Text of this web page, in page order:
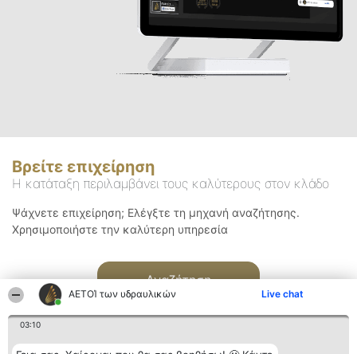
ΑΕΤΟΊ των υδραυλικών Live chat
03:10
Βρείτε επιχείρηση
Η κατάταξη περιλαμβάνει τους καλύτερους στον κλάδο
Ψάχνετε επιχείρηση; Ελέγξτε τη μηχανή αναζήτησης.
Χρησιμοποιήστε την καλύτερη υπηρεσία
Αναζήτηση